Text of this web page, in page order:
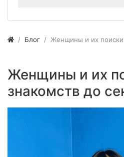
Блог Женщины и их
Женщины и их
знакомств до